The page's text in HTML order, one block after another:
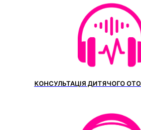
КОНСУЛЬТАЦІЯ ДИТЯЧОГО